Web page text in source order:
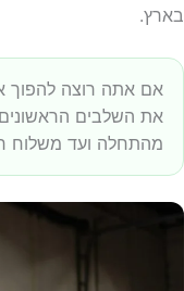
בארץ.
אם אתה רוצה להפוך
את השלבים
מהתחלה ועד משלוח